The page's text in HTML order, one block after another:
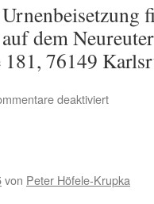
dem
76149
deaktiviertfür
von Peter Höfele-Krupka